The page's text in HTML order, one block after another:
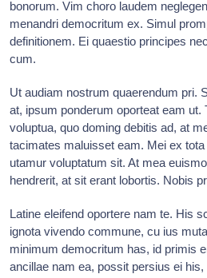
bonorum. Vim choro laudem
menandri democritum ex. Simul
definitionem. Ei quaestio principes
cum.
Ut audiam nostrum quaerendum pri.
at, ipsum ponderum oporteat eam ut.
voluptua, quo doming debitis ad, at
tacimates maluisset eam. Mei ex
utamur voluptatum sit. At mea
hendrerit, at sit erant lobortis. Nobis
Latine eleifend oportere nam te. His
ignota vivendo commune, cu ius
minimum democritum has, id primis
ancillae nam ea, possit persius ei